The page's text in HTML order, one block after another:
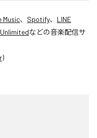
Music、 Spotify、 LINE
などの音楽配信サ